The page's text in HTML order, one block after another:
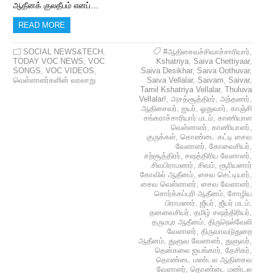
ஆதீனக் குலதீபம் எனப்…
READ MORE
SOCIAL NEWS&TECH ,
TODAY VOC NEWS,VOC
SONGS,VOC VIDEOS,
வெள்ளாளர்களின் வரலாறு
#ஆதிசைவச்சிவாச்சாரியார்,
Kshatriya, Saiva Chettiyaar,
Saiva Desikhar, Saiva Oothuvar,
Saiva Vellalar, Saivam, Saivar,
Tamil Kshatriya Vellalar, Thuluva
Vellalar!, அசத்சூத்திரர், அந்தணர்,
ஆதிசைவர், ஐயர், ஓதுவார், காஞ்சி
சங்கராச்சாரியார் மடம், காணியாள
வெள்ளாளர், காணியாளர்,
குருக்கள், கொண்டை கட்டி சைவ
வேளாளர், கோவைசியர்,
சற்சூத்திரர், சஷத்திரிய வேளாளர்,
சிவபிராமணர், சிவம், சூரியனார்
கோவில் ஆதீனம், சைவ செட்டியார்,
சைவ வெள்ளாளர், சைவ வேளாளர்,
சொர்க்கப்புரி ஆதீனம், சோழிய
பிராமணர், ஜீயர், ஜீயர் மடம்,
தனவைசியர், தமிழ் சஷத்திரியர்,
தருமபுர ஆதீனம், திருநெல்வேலி
வேளாளர், திருவாவடுதுறை
ஆதீனம், துளுவ வேளாளர், துளுவர்,
தென்கலை ஐயங்கார், தேசிகர்,
தொண்டை மண்டல ஆதிசைவ
வேளாளர், தொண்டை மண்டல